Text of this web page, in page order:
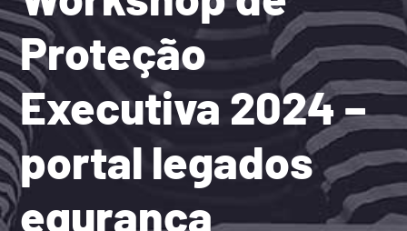
Proteção
Executiva 2024 –
portal legados
egurança